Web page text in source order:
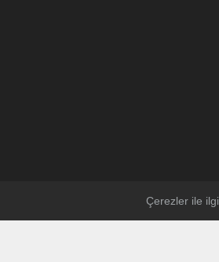
Çerezler ile